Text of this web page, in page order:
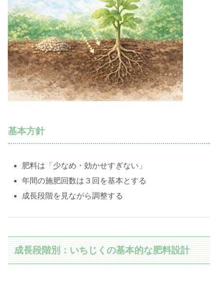
基本方針
肥料は「少なめ・効かせすぎない」
年間の施肥回数は３回を基本とする
成長段階を見ながら調整する
成長段階別：いちじくの基本的な肥料設計